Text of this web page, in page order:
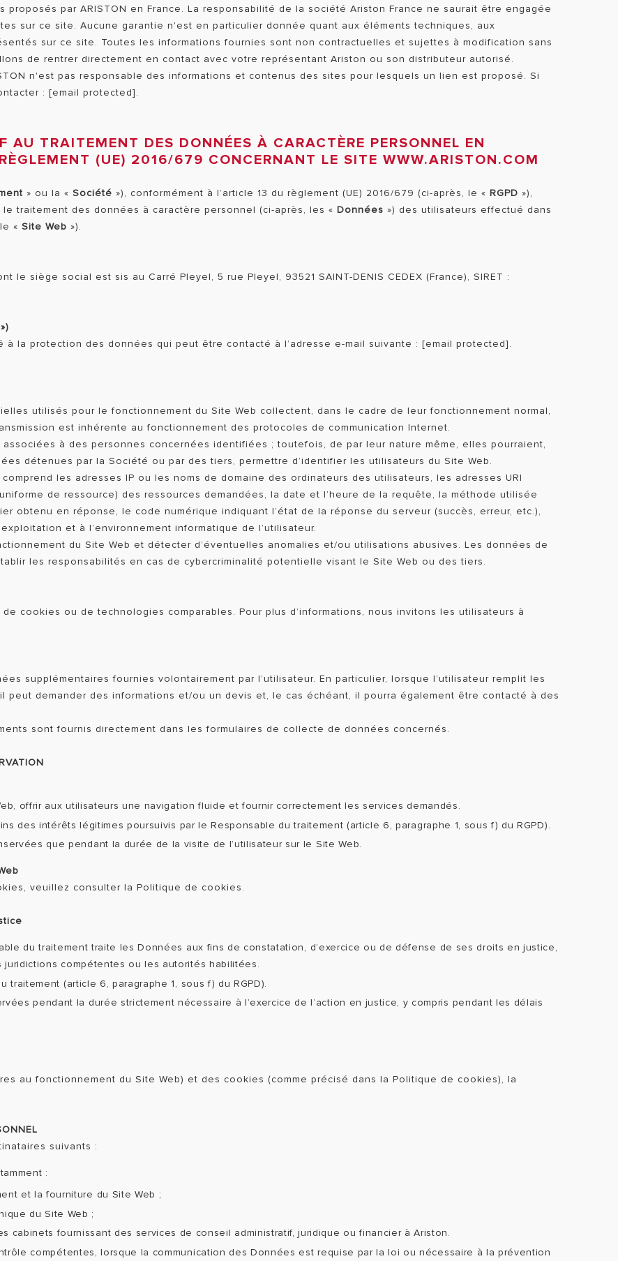
par ARISTON en France. La responsabilité de la société Ariston France ne saurait être engagée
sur ce site. Aucune garantie n'est en particulier donnée quant aux éléments techniques, aux
sur ce site. Toutes les informations fournies sont non contractuelles et sujettes à modification sans
de rentrer directement en contact avec votre représentant Ariston ou son distributeur autorisé.
n'est pas responsable des informations et contenus des sites pour lesquels un lien est proposé. Si
: [email protected].
TRAITEMENT DES DONNÉES À CARACTÈRE PERSONNEL EN
(UE) 2016/679 CONCERNANT LE SITE WWW.ARISTON.COM
» ou la « Société »), conformément à l’article 13 du règlement (UE) 2016/679 (ci-après, le « RGPD »),
traitement des données à caractère personnel (ci-après, les « Données ») des utilisateurs effectué dans
« Site Web »).
le siège social est sis au Carré Pleyel, 5 rue Pleyel, 93521 SAINT-DENIS CEDEX (France), SIRET :
à la protection des données qui peut être contacté à l’adresse e-mail suivante : [email protected].
utilisés pour le fonctionnement du Site Web collectent, dans le cadre de leur fonctionnement normal,
est inhérente au fonctionnement des protocoles de communication Internet.
à des personnes concernées identifiées ; toutefois, de par leur nature même, elles pourraient,
détenues par la Société ou par des tiers, permettre d’identifier les utilisateurs du Site Web.
les adresses IP ou les noms de domaine des ordinateurs des utilisateurs, les adresses URI
de ressource) des ressources demandées, la date et l’heure de la requête, la méthode utilisée
obtenu en réponse, le code numérique indiquant l’état de la réponse du serveur (succès, erreur, etc.),
et à l’environnement informatique de l’utilisateur.
du Site Web et détecter d’éventuelles anomalies et/ou utilisations abusives. Les données de
les responsabilités en cas de cybercriminalité potentielle visant le Site Web ou des tiers.
cookies ou de technologies comparables. Pour plus d’informations, nous invitons les utilisateurs à
supplémentaires fournies volontairement par l’utilisateur. En particulier, lorsque l’utilisateur remplit les
peut demander des informations et/ou un devis et, le cas échéant, il pourra également être contacté à des
sont fournis directement dans les formulaires de collecte de données concernés.
offrir aux utilisateurs une navigation fluide et fournir correctement les services demandés.
des intérêts légitimes poursuivis par le Responsable du traitement (article 6, paragraphe 1, sous f) du RGPD).
que pendant la durée de la visite de l’utilisateur sur le Site Web.
veuillez consulter la Politique de cookies.
du traitement traite les Données aux fins de constatation, d’exercice ou de défense de ses droits en justice,
compétentes ou les autorités habilitées.
traitement (article 6, paragraphe 1, sous f) du RGPD).
pendant la durée strictement nécessaire à l’exercice de l’action en justice, y compris pendant les délais
au fonctionnement du Site Web) et des cookies (comme précisé dans la Politique de cookies), la
suivants :
:
et la fourniture du Site Web ;
du Site Web ;
cabinets fournissant des services de conseil administratif, juridique ou financier à Ariston.
compétentes, lorsque la communication des Données est requise par la loi ou nécessaire à la prévention